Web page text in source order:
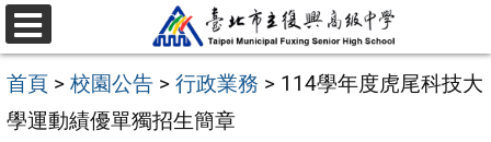
跳
至
主
要
選
單
首頁 > 校園公告 > 行政業務 > 114學年度虎尾科技大
學運動績優單獨招生簡章